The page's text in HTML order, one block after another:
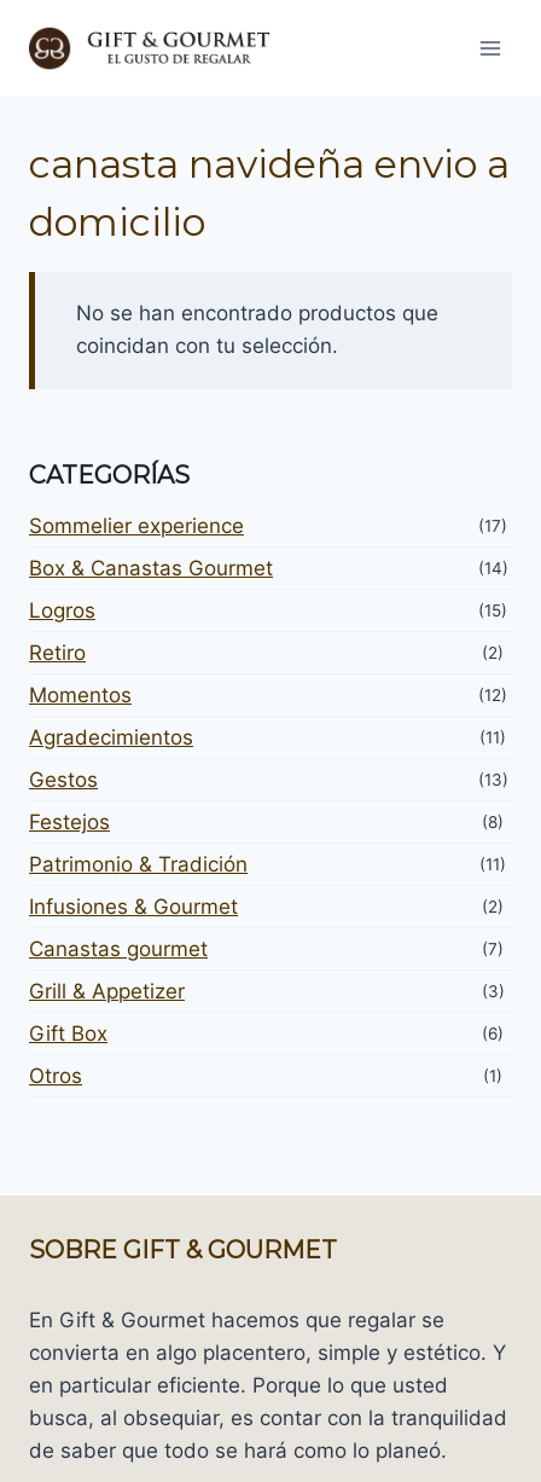
canasta navideña envio a
domicilio
No se han encontrado productos que
coincidan con tu selección.
CATEGORÍAS
Sommelier experience (17)
Box & Canastas Gourmet (14)
Logros (15)
Retiro (2)
Momentos (12)
Agradecimientos (11)
Gestos (13)
Festejos (8)
Patrimonio & Tradición (11)
Infusiones & Gourmet (2)
Canastas gourmet (7)
Grill & Appetizer (3)
Gift Box (6)
Otros (1)
SOBRE GIFT & GOURMET
En Gift & Gourmet hacemos que regalar se
convierta en algo placentero, simple y estético. Y
en particular eficiente. Porque lo que usted
busca, al obsequiar, es contar con la tranquilidad
de saber que todo se hará como lo planeó.